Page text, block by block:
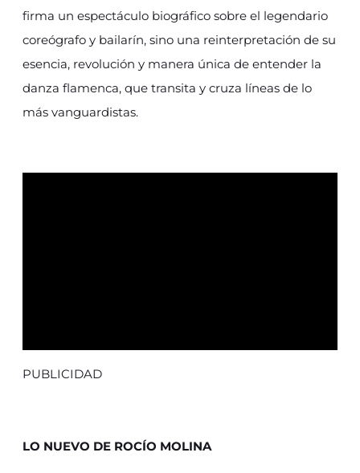
firma un espectáculo biográfico sobre el legendario
coreógrafo y bailarín, sino una reinterpretación de su
esencia, revolución y manera única de entender la
danza flamenca, que transita y cruza líneas de lo
más vanguardistas.
PUBLICIDAD
LO NUEVO DE ROCÍO MOLINA